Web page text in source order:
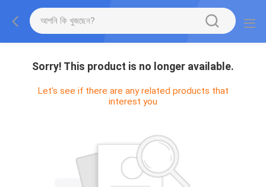
Sorry! This product is no longer available.
Let's see if there are any related products that
interest you